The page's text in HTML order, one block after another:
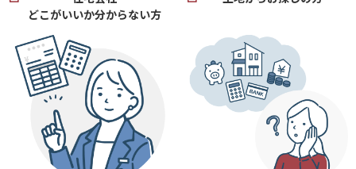
どこがいいか分からない方